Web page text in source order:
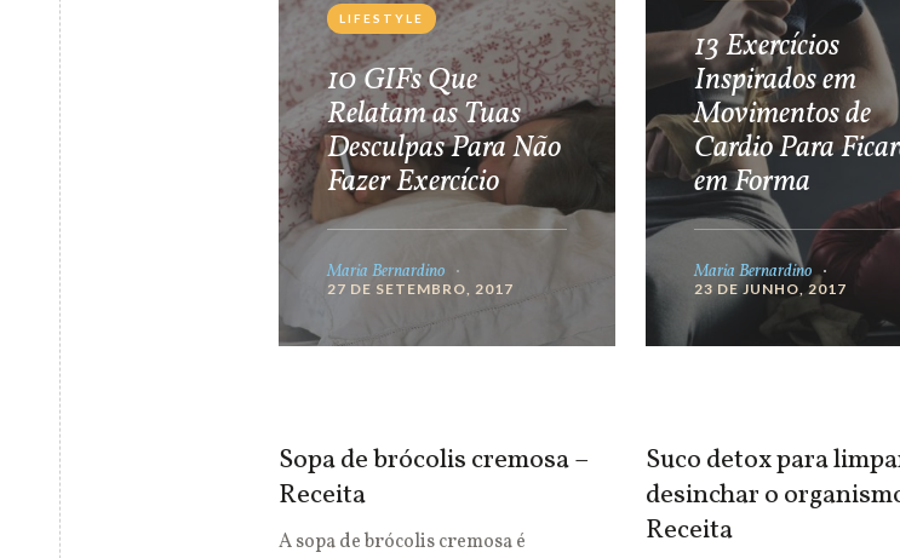
LIFESTYLE
10 GIFs Que
Relatam as Tuas
Desculpas Para Não
Fazer Exercício
Maria Bernardino
27 DE SETEMBRO, 2017
13 Exercícios
Inspirados em
Movimentos de
Cardio Para
em Forma
Maria Bernardino
23 DE JUNHO, 2017
Sopa de brócolis cremosa –
Receita
A sopa de brócolis cremosa é
Suco detox para
desinchar o
Receita